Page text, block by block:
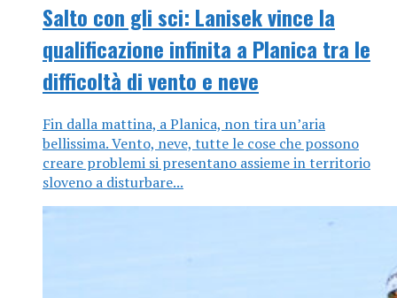
Salto con gli sci: Lanisek vince la
qualificazione infinita a Planica tra le
difficoltà di vento e neve
Fin dalla mattina, a Planica, non tira un’aria
bellissima. Vento, neve, tutte le cose che possono
creare problemi si presentano assieme in territorio
sloveno a disturbare...